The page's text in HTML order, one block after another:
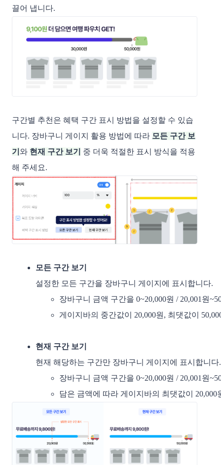
끌어 냅니다.
구간별 추천은 혜택 구간 표시 방법을 설정할 수 있습
니다. 장바구니 게이지 활용 방법에 따라 모든 구간 보
기 와 현재 구간 보기 중 더욱 적절한 표시 방식을 적용
해 주세요.
모든 구간 보기
설정한 모든 구간을 장바구니 게이지에 표시합니다.
장바구니 금액 구간을 0~20,000원 / 20,001원
게이지바의 중간값이 20,000원, 최댓값이
현재 구간 보기
현재 해당하는 구간만 장바구니 게이지에 표시합니
장바구니 금액 구간을 0~20,000원 / 20,001원
담은 금액에 따라 게이지바의 최댓값이